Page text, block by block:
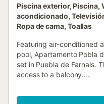
Piscina exterior, Piscina,
acondicionado,
Ropa de cama, Toallas
Featuring air-conditioned
pool, Apartamento Pobla
set in Puebla de Farnals.
access to a balcony....